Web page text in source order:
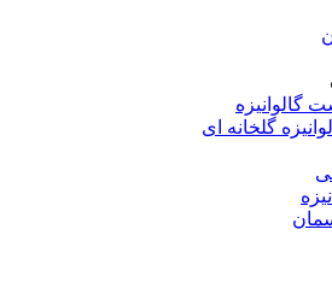
گالوانیزه
گلخانه ای